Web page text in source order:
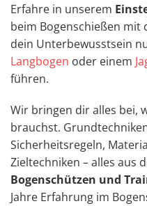
Erfahre in unserem
beim Bogenschießen
dein Unterbewusstsein
Langbogen oder einem
führen.
Wir bringen dir alles bei,
brauchst.
Sicherheitsregeln,
Zieltechniken – alles aus
Bogenschützen und
Jahre Erfahrung im